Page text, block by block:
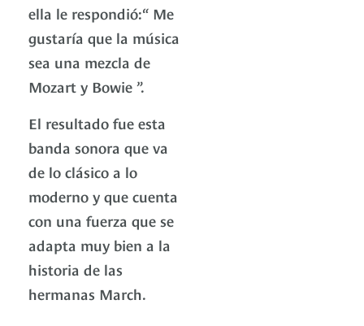
ella le respondió:“ Me
gustaría que la música
sea una mezcla de
Mozart y Bowie ”.
El resultado fue esta
banda sonora que va
de lo clásico a lo
moderno y que cuenta
con una fuerza que se
adapta muy bien a la
historia de las
hermanas March.